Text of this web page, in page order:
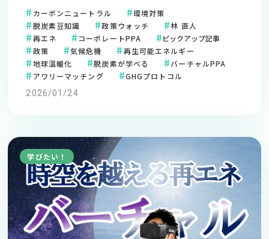
カーボンニュートラル
環境対策
脱炭素豆知識
政策ウォッチ
林 直人
再エネ
コーポレートPPA
ピックアップ記事
政策
気候危機
再生可能エネルギー
地球温暖化
脱炭素が学べる
バーチャルPPA
アワリーマッチング
GHGプロトコル
2026/01/24
学びたい！